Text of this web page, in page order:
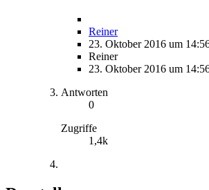
Reiner
23. Oktober 2016 um
Reiner
23. Oktober 2016 um
Antworten
0
Zugriffe
1,4k